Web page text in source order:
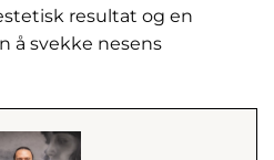
resultat og en
å svekke nesens